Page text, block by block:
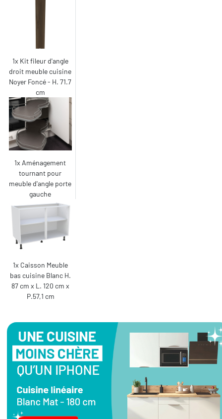
1x Kit fileur d'angle
droit meuble cuisine
Noyer Foncé - H. 71.7
cm
1x Aménagement
tournant pour
meuble d'angle porte
gauche
1x Caisson Meuble
bas cuisine Blanc H.
87 cm x L. 120 cm x
P.57,1 cm